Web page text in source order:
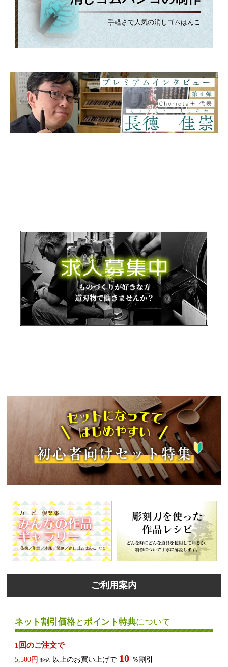
手軽さで人気の消しゴムはんこ
ご利用案内
ネット割引価格とポイント特典について
1回のご注文で
5,500円 税込 以上のお買い上げで 10 ％割引